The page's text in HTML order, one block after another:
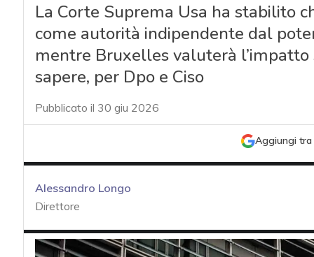
La Corte Suprema Usa ha stabilito
come autorità indipendente dal
mentre Bruxelles valuterà l’impatto
sapere, per Dpo e Ciso
Pubblicato il 30 giu 2026
Aggiungi tra
Alessandro Longo
Direttore